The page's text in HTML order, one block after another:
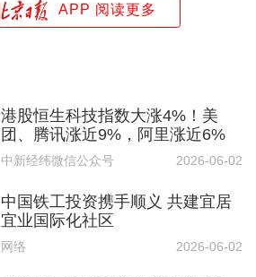
APP 阅读更多
港股恒生科技指数大涨4%！美
团、腾讯涨近9%，阿里涨近6%
中新经纬微信公众号 2026-06-02
中国铁工投资携手顺义 共建宜居
宜业国际化社区
网络 2026-06-02